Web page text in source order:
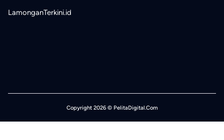
LamonganTerkini.id
Copyright 2026 © PelitaDigital.Com